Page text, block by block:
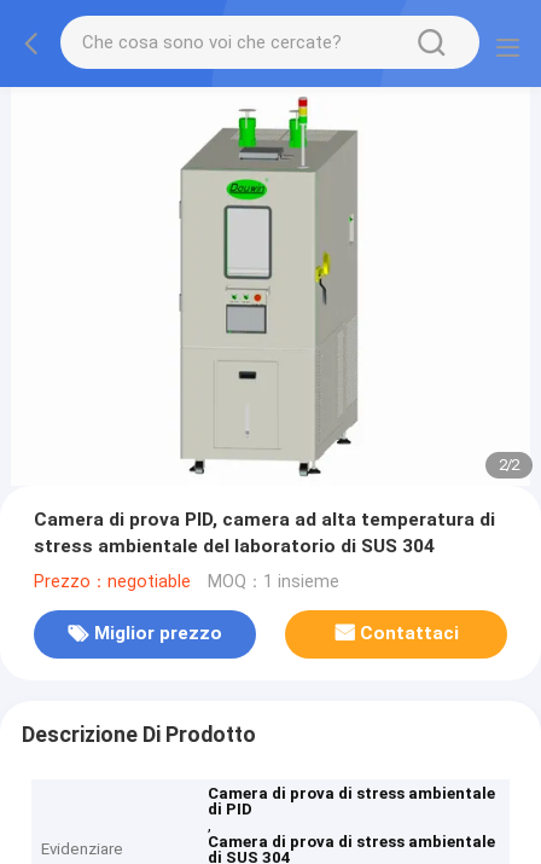
2/2
Camera di prova PID, camera ad alta temperatura di
stress ambientale del laboratorio di SUS 304
Prezzo：negotiable MOQ：1 insieme
Miglior prezzo Contattaci
Descrizione Di Prodotto
Evidenziare
Camera di prova di stress ambientale
di PID
,
Camera di prova di stress ambientale
di SUS 304